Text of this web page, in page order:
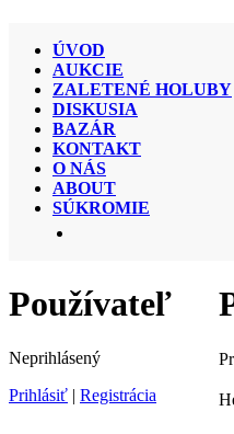
ÚVOD
AUKCIE
ZALETENÉ HOLUBY
DISKUSIA
BAZÁR
KONTAKT
O NÁS
ABOUT
SÚKROMIE
Používateľ
Neprihlásený
Prihlásiť | Registrácia